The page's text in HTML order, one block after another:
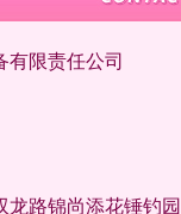
有限责任公司
龙路锦尚添花锤钓园